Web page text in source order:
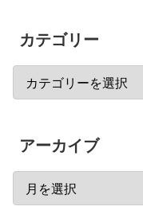
カテゴリー
アーカイブ